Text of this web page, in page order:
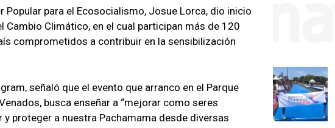
Popular para el Ecosocialismo, Josue Lorca, dio inicio
Climático, en el cual participan más de 120
comprometidos a contribuir en la sensibilización
señaló que el evento que arranco en el Parque
busca enseñar a “mejorar como seres
proteger a nuestra Pachamama desde diversas